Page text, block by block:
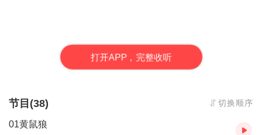
打开APP，完整收听
节目(38) 切换顺序
01黄鼠狼